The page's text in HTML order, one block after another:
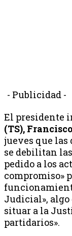
- Publicidad -
El presidente
(TS),
jueves que
se debilitan
pedido a los
compromiso»
Judicial», algo
situar a la
partidarios».